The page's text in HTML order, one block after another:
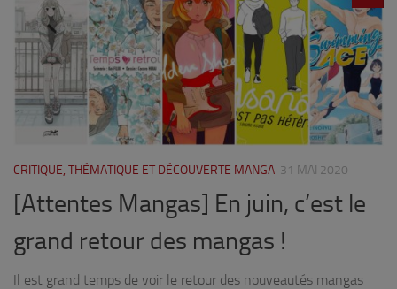
CRITIQUE, THÉMATIQUE ET DÉCOUVERTE MANGA 31 MAI 2020
[Attentes Mangas] En juin, c’est le
grand retour des mangas !
Il est grand temps de voir le retour des nouveautés mangas